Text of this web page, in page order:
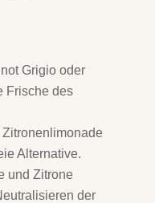
Grigio oder
Frische des
Alternative.
und Zitrone
der